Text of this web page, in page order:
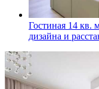
Гостиная 14 кв.
дизайна и